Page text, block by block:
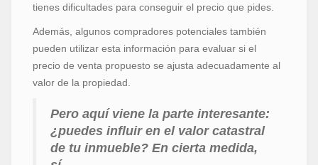
tienes dificultades para conseguir el precio que pides.
Además, algunos compradores potenciales también
pueden utilizar esta información para evaluar si el
precio de venta propuesto se ajusta adecuadamente al
valor de la propiedad.
Pero aquí viene la parte interesante:
¿puedes influir en el valor catastral
de tu inmueble? En cierta medida,